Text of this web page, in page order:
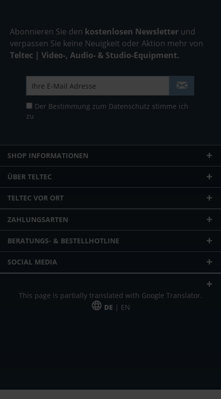
Abonnieren Sie den kostenlosen Newsletter und
verpassen Sie keine Neuigkeit oder Aktion mehr von
Teltec | Video-, Audio- & Studio-Equipment.
Der Bestimmung zum Datenschutz stimme ich
zu
SHOP INFORMATIONEN
ÜBER TELTEC
TELTEC VOR ORT
ZAHLUNGSARTEN
BERATUNGS- & BESTELLHOTLINE
SOCIAL MEDIA
This page is partially translated with Google Translator.
DE | EN